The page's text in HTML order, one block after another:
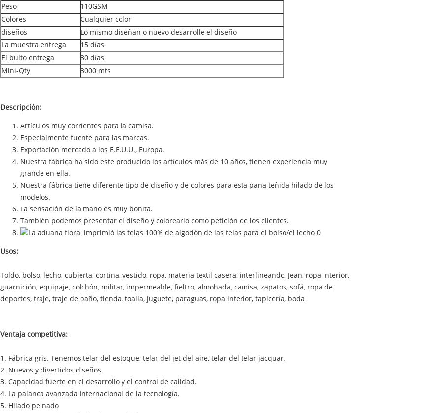
Peso
110GSM
Colores
Cualquier color
diseños
Lo mismo diseñan o nuevo desarrolle el diseño
La muestra entrega
15 días
El bulto entrega
30 días
Mini-Qty
3000 mts
Descripción:
Artículos muy corrientes para la camisa.
Especialmente fuente para las marcas.
Exportación mercado a los E.E.U.U., Europa.
Nuestra fábrica ha sido este producido los artículos más de 10 años, tienen experiencia muy
grande en ella.
Nuestra fábrica tiene diferente tipo de diseño y de colores para esta pana teñida hilado de los
modelos.
La sensación de la mano es muy bonita.
También podemos presentar el diseño y colorearlo como petición de los clientes.
Usos:
Toldo, bolso, lecho, cubierta, cortina, vestido, ropa, materia textil casera, interlineando, Jean, ropa interior,
guarnición, equipaje, colchón, militar, impermeable, fieltro, almohada, camisa, zapatos, sofá, ropa de
deportes, traje, traje de baño, tienda, toalla, juguete, paraguas, ropa interior, tapicería, boda
Ventaja competitiva:
1. Fábrica gris. Tenemos telar del estoque, telar del jet del aire, telar del telar jacquar.
2. Nuevos y divertidos diseños.
3. Capacidad fuerte en el desarrollo y el control de calidad.
4. La palanca avanzada internacional de la tecnología.
5. Hilado peinado